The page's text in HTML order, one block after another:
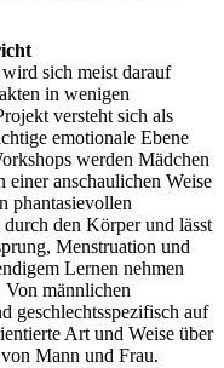
sich meist darauf
in wenigen
versteht sich als
emotionale Ebene
werden Mädchen
anschaulichen Weise
phantasievollen
den Körper und lässt
Menstruation und
Lernen nehmen
männlichen
geschlechtsspezifisch auf
Art und Weise über
Mann und Frau.